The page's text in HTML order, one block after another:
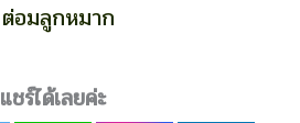
ต่อมลูกหมาก
แชร์ได้เลยค่ะ